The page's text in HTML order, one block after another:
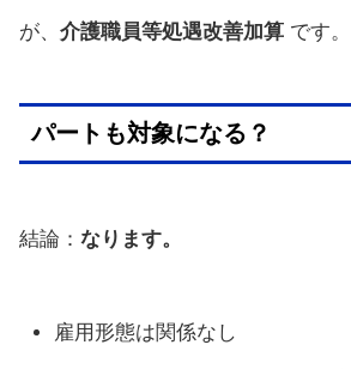
が、 介護職員等処遇改善加算 です。
パートも対象になる？
結論： なります。
雇用形態は関係なし